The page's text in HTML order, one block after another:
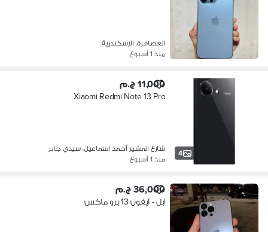
العصافرة، الإسكندرية
منذ 1 أسبوع
4
11,000 ج.م
Xiaomi Redmi Note 13 Pro
شارع المشير أحمد اسماعيل، سيدي جابر
منذ 1 أسبوع
36,000 ج.م
آبل - آيفون 13 برو ماكس